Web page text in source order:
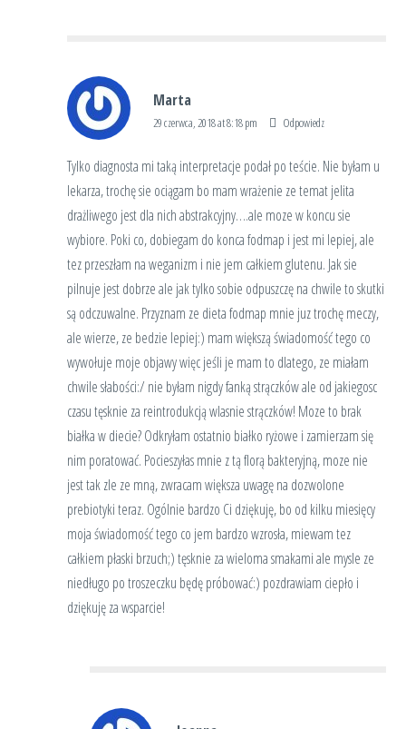
Marta
29 czerwca, 2018 at 8:18 pm Odpowiedz
Tylko diagnosta mi taką interpretacje podał po teście. Nie byłam u
lekarza, trochę sie ociągam bo mam wrażenie ze temat jelita
drażliwego jest dla nich abstrakcyjny….ale moze w koncu sie
wybiore. Poki co, dobiegam do konca fodmap i jest mi lepiej, ale
tez przeszłam na weganizm i nie jem całkiem glutenu. Jak sie
pilnuje jest dobrze ale jak tylko sobie odpuszczę na chwile to skutki
są odczuwalne. Przyznam ze dieta fodmap mnie juz trochę meczy,
ale wierze, ze bedzie lepiej:) mam większą świadomość tego co
wywołuje moje objawy więc jeśli je mam to dlatego, ze miałam
chwile słabości:/ nie byłam nigdy fanką strączków ale od jakiegosc
czasu tęsknie za reintrodukcją wlasnie strączków! Moze to brak
białka w diecie? Odkryłam ostatnio białko ryżowe i zamierzam się
nim poratować. Pocieszyłas mnie z tą florą bakteryjną, moze nie
jest tak zle ze mną, zwracam większa uwagę na dozwolone
prebiotyki teraz. Ogólnie bardzo Ci dziękuję, bo od kilku miesięcy
moja świadomość tego co jem bardzo wzrosła, miewam tez
całkiem płaski brzuch;) tęsknie za wieloma smakami ale mysle ze
niedługo po troszeczku będę próbować:) pozdrawiam ciepło i
dziękuję za wsparcie!